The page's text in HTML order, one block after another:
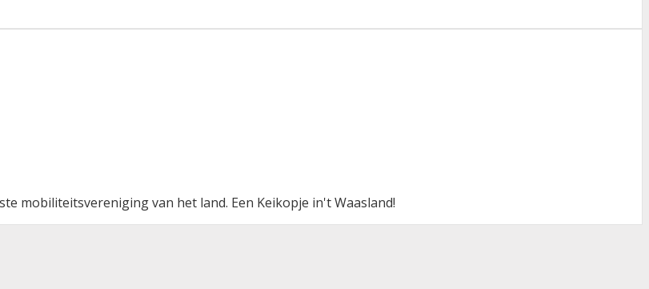
mobiliteitsvereniging van het land. Een Keikopje in't Waasland!